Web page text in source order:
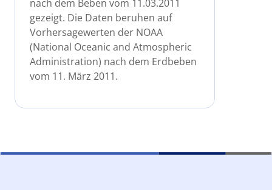
nach dem Beben vom 11.03.2011
gezeigt. Die Daten beruhen auf
Vorhersagewerten der NOAA
(National Oceanic and Atmospheric
Administration) nach dem Erdbeben
vom 11. März 2011.